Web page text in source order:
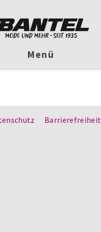
Menü
Barrierefreiheit